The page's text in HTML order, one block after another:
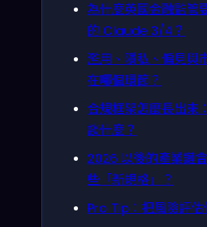
為什麼英國金融監
的 Claude 3/4？
濫用、隱私、偏見與
在哪個環節？
合規框架怎麼長出來
談什麼？
2026 以後的產業鏈
些「新規格」？
Pro Tip：把風險評